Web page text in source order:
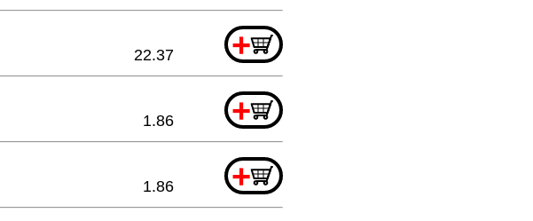
+
22.37
+
1.86
+
1.86